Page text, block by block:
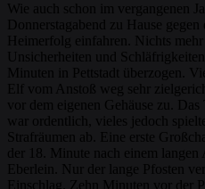
Wie auch schon im vergangenen
Donnerstagabend zu Hause gegen
Heimerfolg einfahren. Nichts mehr
Unsicherheiten und
Minuten in Pettstadt überzogen.
Elf vom Anstoß weg sehr
vor dem eigenen Gehäuse zu.
war ordentlich, vieles jedoch
Strafräumen ab. Eine erste
der 18. Minute nach einem langen
Eberlein. Nur der lange Pfosten
Einschlag. Zehn Minuten vor der